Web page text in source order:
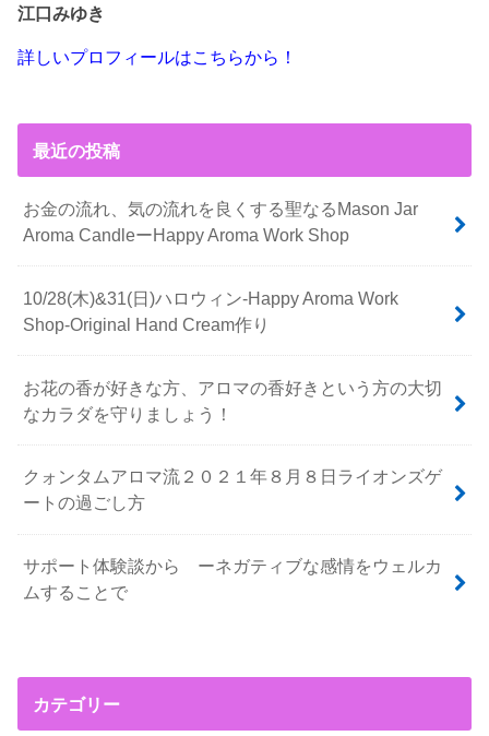
江口みゆき
詳しいプロフィールはこちらから！
最近の投稿
お金の流れ、気の流れを良くする聖なるMason Jar
Aroma CandleーHappy Aroma Work Shop
10/28(木)&31(日)ハロウィン-Happy Aroma Work
Shop-Original Hand Cream作り
お花の香が好きな方、アロマの香好きという方の大切
なカラダを守りましょう！
クォンタムアロマ流２０２１年８月８日ライオンズゲ
ートの過ごし方
サポート体験談から ーネガティブな感情をウェルカ
ムすることで
カテゴリー